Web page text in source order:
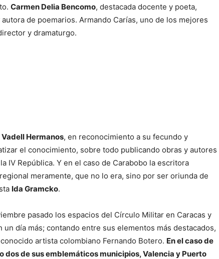
Carmen Delia Bencomo, destacada docente y poeta,
de poemarios. Armando Carías, uno de los mejores
y dramaturgo.
Vadell Hermanos, en reconocimiento a su fecundo y
el conocimiento, sobre todo publicando obras y autores
IV República. Y en el caso de Carabobo la escritora
meramente, que no lo era, sino por ser oriunda de
Ida Gramcko.
pasado los espacios del Círculo Militar en Caracas y
día más; contando entre sus elementos más destacados,
artista colombiano Fernando Botero. En el caso de
dos de sus emblemáticos municipios, Valencia y Puerto